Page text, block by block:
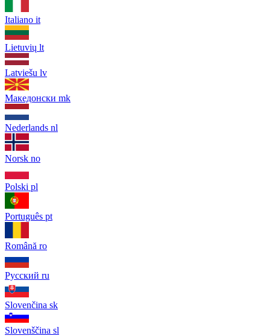
Italiano it
Lietuvių lt
Latviešu lv
Македонски mk
Nederlands nl
Norsk no
Polski pl
Português pt
Română ro
Русский ru
Slovenčina sk
Slovenščina sl